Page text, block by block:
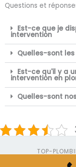
Questions et
Est-ce que je
intervention
Quelles-sont
Est-ce qu'il y a
intervention en
Quelles-sont
TOP-